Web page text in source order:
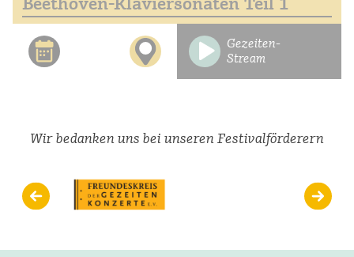
Gezeiten-
Stream
Wir bedanken uns bei unseren Festivalförderern